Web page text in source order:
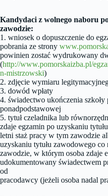
Kandydaci z wolnego naboru
zawodzie:
1. wniosek o dopuszczenie do
pobrania ze strony
powinien zostać wydrukowany
(http://www.pomorskaizba.pl/
n-mistrzowski)
2. zdjęcie wymiaru
3. dowód wpłaty
4. świadectwo ukończenia
ponadpodstawowej
5. tytuł czeladnika lub
zdaje egzamin po uzyskaniu
letni staż pracy w tym zawodzie
uzyskaniu tytułu zawodowego
zawodzie, w którym osoba zdaje
udokumentowany świadectwem
od
pracodawcy (jeżeli osoba nadal